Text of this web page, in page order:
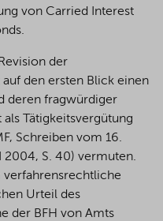
von Carried Interest
der
den ersten Blick einen
deren fragwürdiger
Tätigkeitsvergütung
Schreiben vom 16.
2004, S. 40) vermuten.
verfahrensrechtliche
Urteil des
der BFH von Amts